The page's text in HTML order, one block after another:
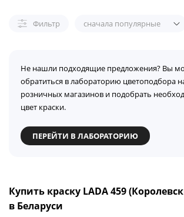
Фильтр сначала популярные
Не нашли подходящие предложения? Вы
обратиться в лабораторию цветоподбора
розничных магазинов и подобрать
цвет краски.
ПЕРЕЙТИ В ЛАБОРАТОРИЮ
Купить краску LADA 459
в Беларуси